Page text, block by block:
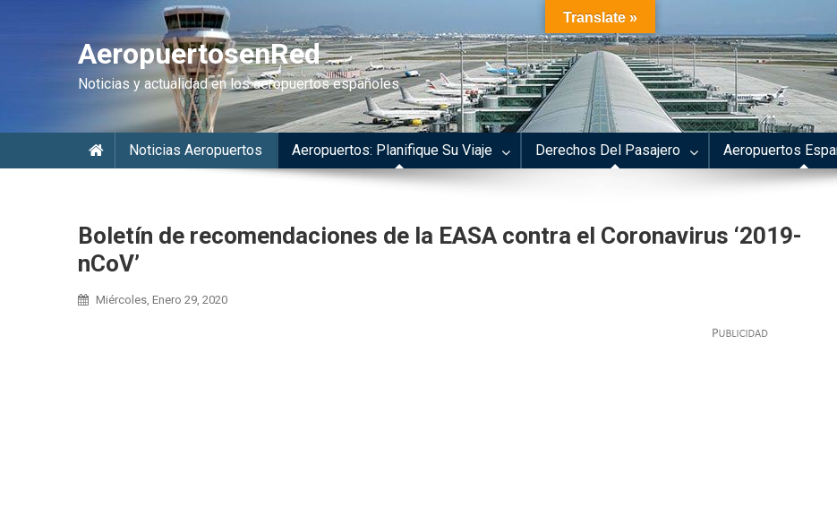
AeropuertosenRed
Noticias y actualidad en los aeropuertos españoles
Noticias Aeropuertos Aeropuertos: Planifique Su Viaje Derechos Del Pasajero Aeropuertos
Boletín de recomendaciones de la EASA contra el Coronavirus ‘2019-
nCoV’
Miércoles, Enero 29, 2020
Translate »